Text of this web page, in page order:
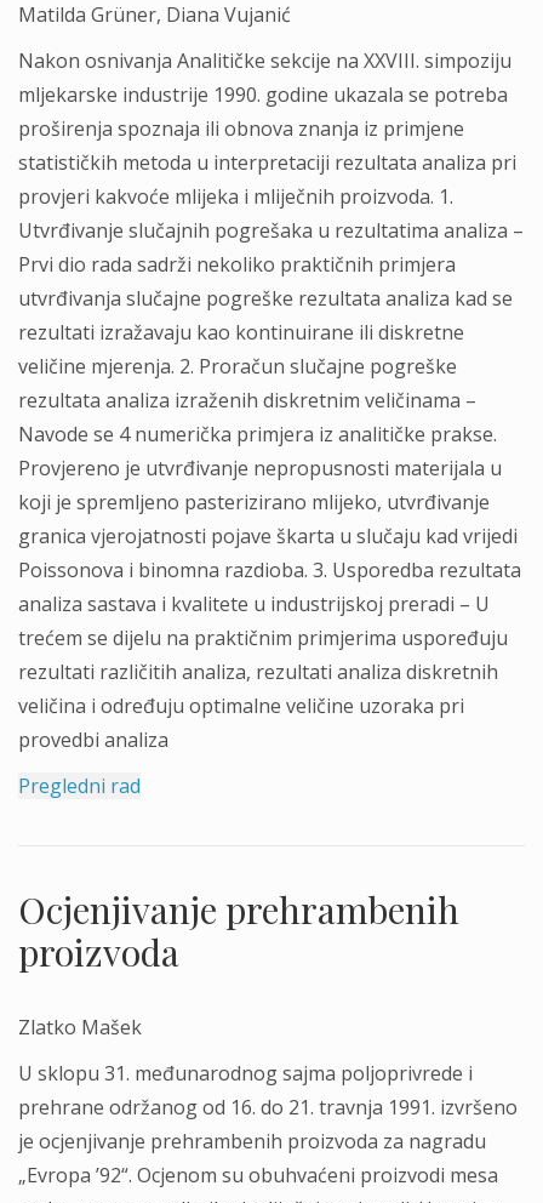
Matilda Grüner, Diana Vujanić
Nakon osnivanja Analitičke sekcije na XXVIII. simpoziju
mljekarske industrije 1990. godine ukazala se potreba
proširenja spoznaja ili obnova znanja iz primjene
statističkih metoda u interpretaciji rezultata analiza pri
provjeri kakvoće mlijeka i mliječnih proizvoda. 1.
Utvrđivanje slučajnih pogrešaka u rezultatima analiza –
Prvi dio rada sadrži nekoliko praktičnih primjera
utvrđivanja slučajne pogreške rezultata analiza kad se
rezultati izražavaju kao kontinuirane ili diskretne
veličine mjerenja. 2. Proračun slučajne pogreške
rezultata analiza izraženih diskretnim veličinama –
Navode se 4 numerička primjera iz analitičke prakse.
Provjereno je utvrđivanje nepropusnosti materijala u
koji je spremljeno pasterizirano mlijeko, utvrđivanje
granica vjerojatnosti pojave škarta u slučaju kad vrijedi
Poissonova i binomna razdioba. 3. Usporedba rezultata
analiza sastava i kvalitete u industrijskoj preradi – U
trećem se dijelu na praktičnim primjerima uspoređuju
rezultati različitih analiza, rezultati analiza diskretnih
veličina i određuju optimalne veličine uzoraka pri
provedbi analiza
Pregledni rad
Ocjenjivanje prehrambenih
proizvoda
Zlatko Mašek
U sklopu 31. međunarodnog sajma poljoprivrede i
prehrane održanog od 16. do 21. travnja 1991. izvršeno
je ocjenjivanje prehrambenih proizvoda za nagradu
„Evropa ’92“. Ocjenom su obuhvaćeni proizvodi mesa